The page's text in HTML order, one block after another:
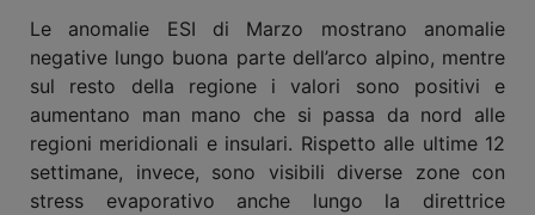
Le anomalie ESI di Marzo mostrano anomalie
negative lungo buona parte dell’arco alpino, mentre
sul resto della regione i valori sono positivi e
aumentano man mano che si passa da nord alle
regioni meridionali e insulari. Rispetto alle ultime 12
settimane, invece, sono visibili diverse zone con
stress evaporativo anche lungo la direttrice